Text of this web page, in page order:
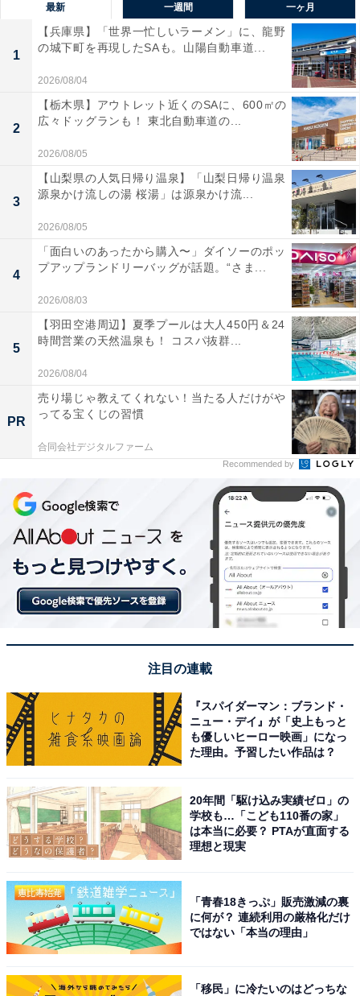
最新 一週間 一ヶ月
1
【兵庫県】「世界一忙しいラーメン」に、龍野
の城下町を再現したSAも。山陽自動車道...
2026/08/04
2
【栃木県】アウトレット近くのSAに、600㎡の
広々ドッグランも！ 東北自動車道の...
2026/08/05
3
【山梨県の人気日帰り温泉】「山梨日帰り温泉
源泉かけ流しの湯 桜湯」は源泉かけ流...
2026/08/05
4
「面白いのあったから購入〜」ダイソーのポッ
プアップランドリーバッグが話題。“さま...
2026/08/03
5
【羽田空港周辺】夏季プールは大人450円＆24
時間営業の天然温泉も！ コスパ抜群...
2026/08/04
PR
売り場じゃ教えてくれない！当たる人だけがや
ってる宝くじの習慣
合同会社デジタルファーム
Recommended by
注目の連載
『スパイダーマン：ブランド・
ニュー・デイ』が「史上もっと
も優しいヒーロー映画」になっ
た理由。予習したい作品は？
20年間「駆け込み実績ゼロ」の
学校も…「こども110番の家」
は本当に必要？ PTAが直面する
理想と現実
「青春18きっぷ」販売激減の裏
に何が？ 連続利用の厳格化だけ
ではない「本当の理由」
「移民」に冷たいのはどっちな